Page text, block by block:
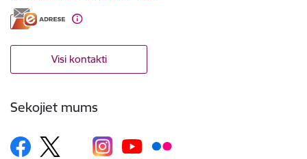
Visi kontakti
Sekojiet mums